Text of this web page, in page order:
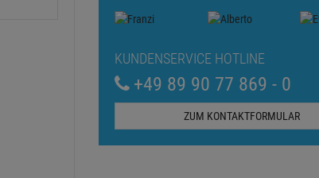
KUNDENSERVICE HOTLINE
+49 89 90 77 869 - 0
ZUM KONTAKTFORMULAR